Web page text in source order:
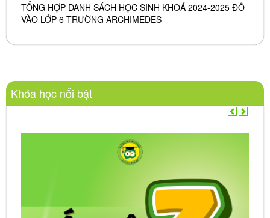
TỔNG HỢP DANH SÁCH HỌC SINH KHOÁ 2024-2025 ĐỖ
VÀO LỚP 6 TRƯỜNG ARCHIMEDES
Khóa học nổi bật
Trước
Sau